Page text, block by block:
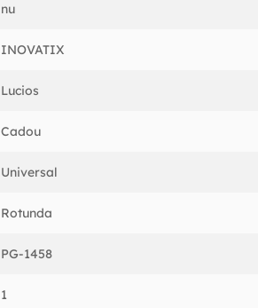
nu
INOVATIX
Lucios
Cadou
Universal
Rotunda
PG-1458
1